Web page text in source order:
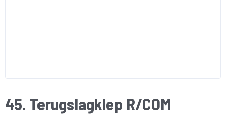
45. Terugslagklep R/COM